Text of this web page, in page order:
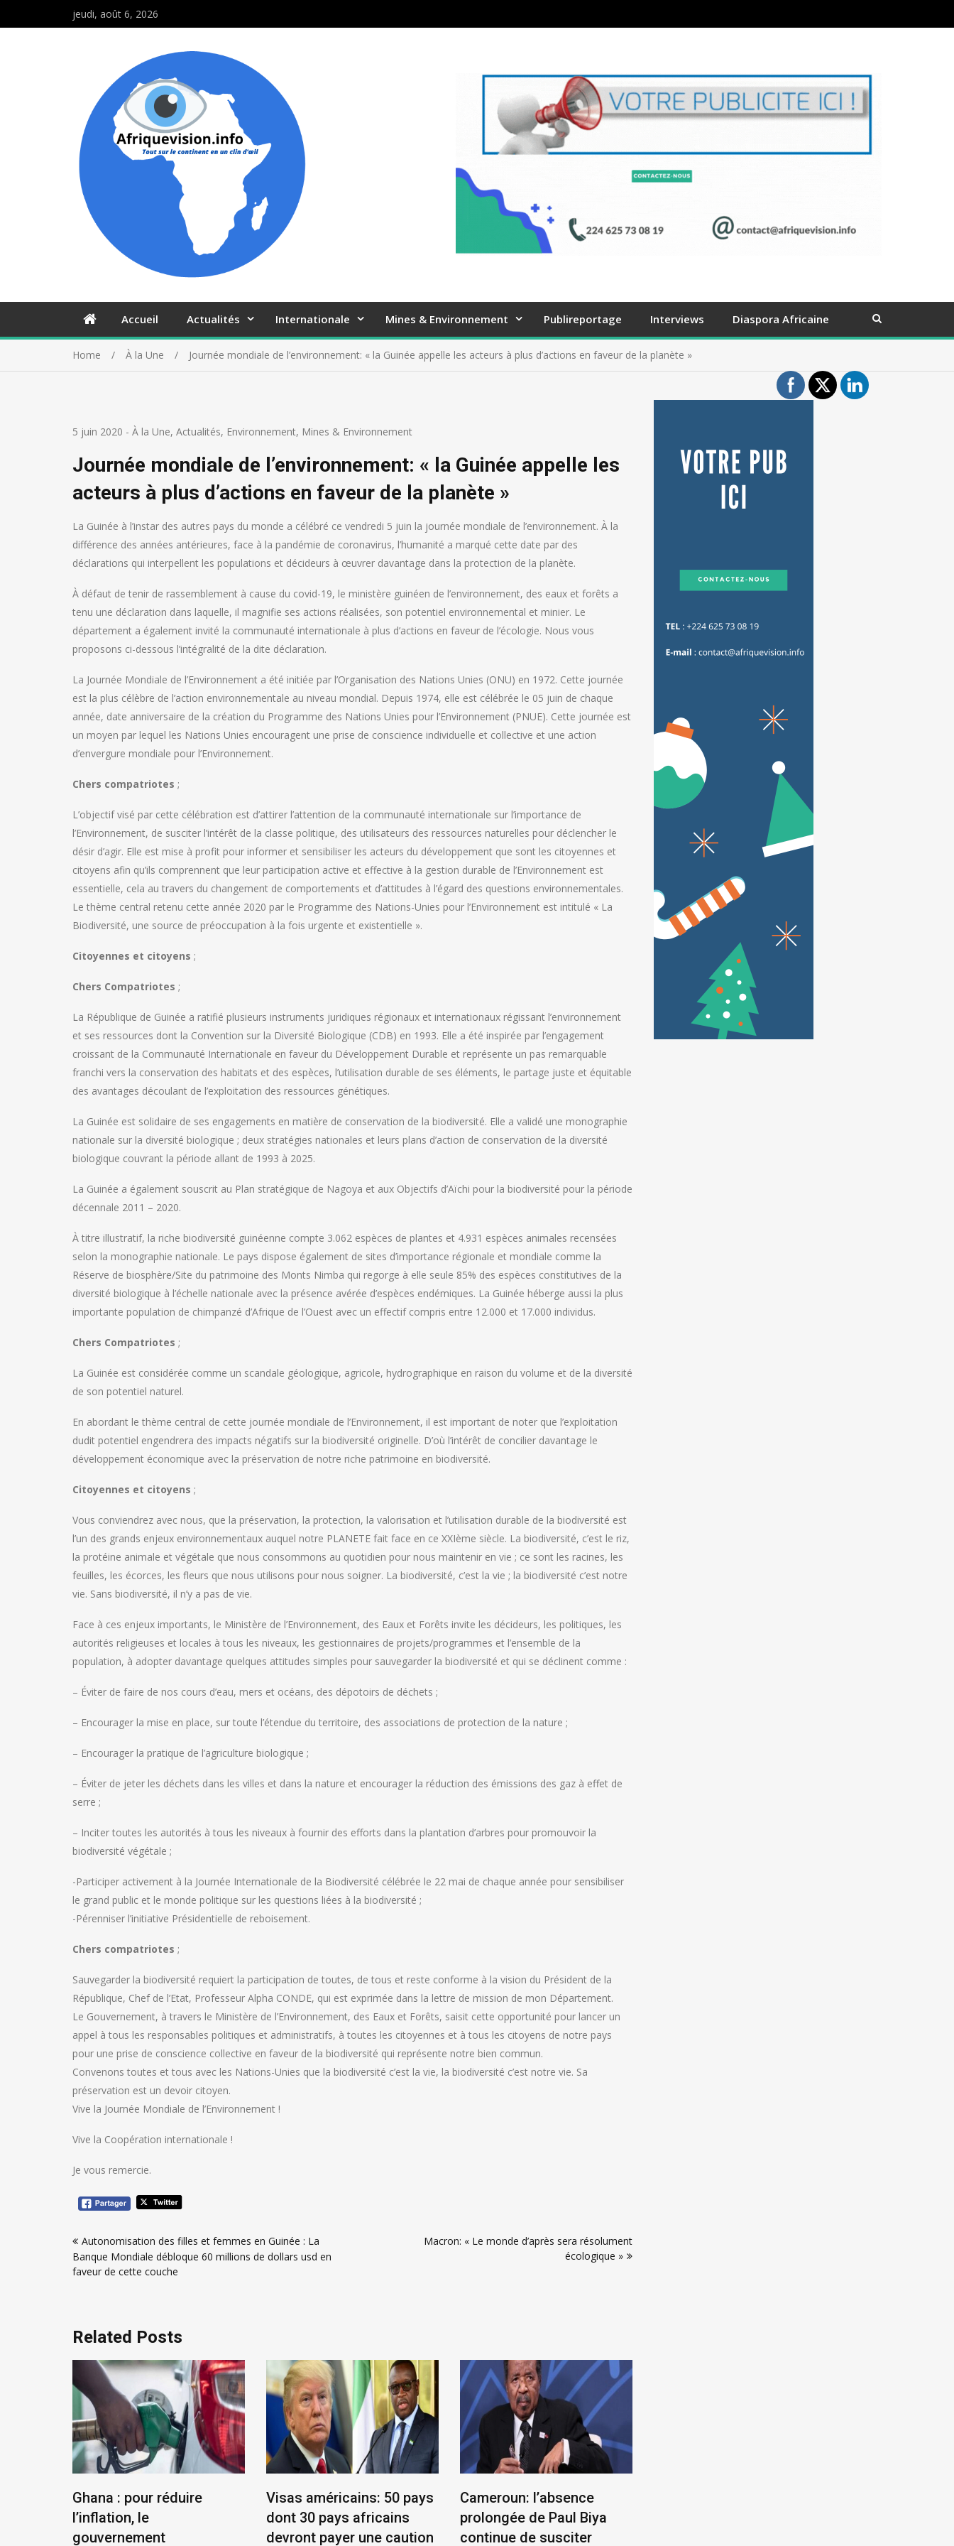
jeudi, août 6, 2026
Accueil Actualités Internationale Mines & Environnement Publireportage Interviews Diaspora Africaine
Home À la Une Journée mondiale de l’environnement: « la Guinée appelle les acteurs à plus d’actions en faveur de la planète »
5 juin 2020 - À la Une, Actualités, Environnement, Mines & Environnement
Journée mondiale de l’environnement: « la Guinée appelle les
acteurs à plus d’actions en faveur de la planète »
La Guinée à l’instar des autres pays du monde a célébré ce vendredi 5 juin la journée mondiale de l’environnement. À la
différence des années antérieures, face à la pandémie de coronavirus, l’humanité a marqué cette date par des
déclarations qui interpellent les populations et décideurs à œuvrer davantage dans la protection de la planète.
À défaut de tenir de rassemblement à cause du covid-19, le ministère guinéen de l’environnement, des eaux et forêts a
tenu une déclaration dans laquelle, il magnifie ses actions réalisées, son potentiel environnemental et minier. Le
département a également invité la communauté internationale à plus d’actions en faveur de l’écologie. Nous vous
proposons ci-dessous l’intégralité de la dite déclaration.
La Journée Mondiale de l’Environnement a été initiée par l’Organisation des Nations Unies (ONU) en 1972. Cette journée
est la plus célèbre de l’action environnementale au niveau mondial. Depuis 1974, elle est célébrée le 05 juin de chaque
année, date anniversaire de la création du Programme des Nations Unies pour l’Environnement (PNUE). Cette journée est
un moyen par lequel les Nations Unies encouragent une prise de conscience individuelle et collective et une action
d’envergure mondiale pour l’Environnement.
Chers compatriotes ;
L’objectif visé par cette célébration est d’attirer l’attention de la communauté internationale sur l’importance de
l’Environnement, de susciter l’intérêt de la classe politique, des utilisateurs des ressources naturelles pour déclencher le
désir d’agir. Elle est mise à profit pour informer et sensibiliser les acteurs du développement que sont les citoyennes et
citoyens afin qu’ils comprennent que leur participation active et effective à la gestion durable de l’Environnement est
essentielle, cela au travers du changement de comportements et d’attitudes à l’égard des questions environnementales.
Le thème central retenu cette année 2020 par le Programme des Nations-Unies pour l’Environnement est intitulé « La
Biodiversité, une source de préoccupation à la fois urgente et existentielle ».
Citoyennes et citoyens ;
Chers Compatriotes ;
La République de Guinée a ratifié plusieurs instruments juridiques régionaux et internationaux régissant l’environnement
et ses ressources dont la Convention sur la Diversité Biologique (CDB) en 1993. Elle a été inspirée par l’engagement
croissant de la Communauté Internationale en faveur du Développement Durable et représente un pas remarquable
franchi vers la conservation des habitats et des espèces, l’utilisation durable de ses éléments, le partage juste et équitable
des avantages découlant de l’exploitation des ressources génétiques.
La Guinée est solidaire de ses engagements en matière de conservation de la biodiversité. Elle a validé une monographie
nationale sur la diversité biologique ; deux stratégies nationales et leurs plans d’action de conservation de la diversité
biologique couvrant la période allant de 1993 à 2025.
La Guinée a également souscrit au Plan stratégique de Nagoya et aux Objectifs d’Aïchi pour la biodiversité pour la période
décennale 2011 – 2020.
À titre illustratif, la riche biodiversité guinéenne compte 3.062 espèces de plantes et 4.931 espèces animales recensées
selon la monographie nationale. Le pays dispose également de sites d’importance régionale et mondiale comme la
Réserve de biosphère/Site du patrimoine des Monts Nimba qui regorge à elle seule 85% des espèces constitutives de la
diversité biologique à l’échelle nationale avec la présence avérée d’espèces endémiques. La Guinée héberge aussi la plus
importante population de chimpanzé d’Afrique de l’Ouest avec un effectif compris entre 12.000 et 17.000 individus.
Chers Compatriotes ;
La Guinée est considérée comme un scandale géologique, agricole, hydrographique en raison du volume et de la diversité
de son potentiel naturel.
En abordant le thème central de cette journée mondiale de l’Environnement, il est important de noter que l’exploitation
dudit potentiel engendrera des impacts négatifs sur la biodiversité originelle. D’où l’intérêt de concilier davantage le
développement économique avec la préservation de notre riche patrimoine en biodiversité.
Citoyennes et citoyens ;
Vous conviendrez avec nous, que la préservation, la protection, la valorisation et l’utilisation durable de la biodiversité est
l’un des grands enjeux environnementaux auquel notre PLANETE fait face en ce XXIème siècle. La biodiversité, c’est le riz,
la protéine animale et végétale que nous consommons au quotidien pour nous maintenir en vie ; ce sont les racines, les
feuilles, les écorces, les fleurs que nous utilisons pour nous soigner. La biodiversité, c’est la vie ; la biodiversité c’est notre
vie. Sans biodiversité, il n’y a pas de vie.
Face à ces enjeux importants, le Ministère de l’Environnement, des Eaux et Forêts invite les décideurs, les politiques, les
autorités religieuses et locales à tous les niveaux, les gestionnaires de projets/programmes et l’ensemble de la
population, à adopter davantage quelques attitudes simples pour sauvegarder la biodiversité et qui se déclinent comme :
– Éviter de faire de nos cours d’eau, mers et océans, des dépotoirs de déchets ;
– Encourager la mise en place, sur toute l’étendue du territoire, des associations de protection de la nature ;
– Encourager la pratique de l’agriculture biologique ;
– Éviter de jeter les déchets dans les villes et dans la nature et encourager la réduction des émissions des gaz à effet de
serre ;
– Inciter toutes les autorités à tous les niveaux à fournir des efforts dans la plantation d’arbres pour promouvoir la
biodiversité végétale ;
-Participer activement à la Journée Internationale de la Biodiversité célébrée le 22 mai de chaque année pour sensibiliser
le grand public et le monde politique sur les questions liées à la biodiversité ;
-Pérenniser l’initiative Présidentielle de reboisement.
Chers compatriotes ;
Sauvegarder la biodiversité requiert la participation de toutes, de tous et reste conforme à la vision du Président de la
République, Chef de l’Etat, Professeur Alpha CONDE, qui est exprimée dans la lettre de mission de mon Département.
Le Gouvernement, à travers le Ministère de l’Environnement, des Eaux et Forêts, saisit cette opportunité pour lancer un
appel à tous les responsables politiques et administratifs, à toutes les citoyennes et à tous les citoyens de notre pays
pour une prise de conscience collective en faveur de la biodiversité qui représente notre bien commun.
Convenons toutes et tous avec les Nations-Unies que la biodiversité c’est la vie, la biodiversité c’est notre vie. Sa
préservation est un devoir citoyen.
Vive la Journée Mondiale de l’Environnement !
Vive la Coopération internationale !
Je vous remercie.
de
l’article
Autonomisation des filles et femmes en Guinée : La
Banque Mondiale débloque 60 millions de dollars usd en
faveur de cette couche
Macron: « Le monde d’après sera résolument
écologique »
Related Posts
Ghana : pour réduire
l’inflation, le
gouvernement
Visas américains: 50 pays
dont 30 pays africains
devront payer une caution
Cameroun: l’absence
prolongée de Paul Biya
continue de susciter